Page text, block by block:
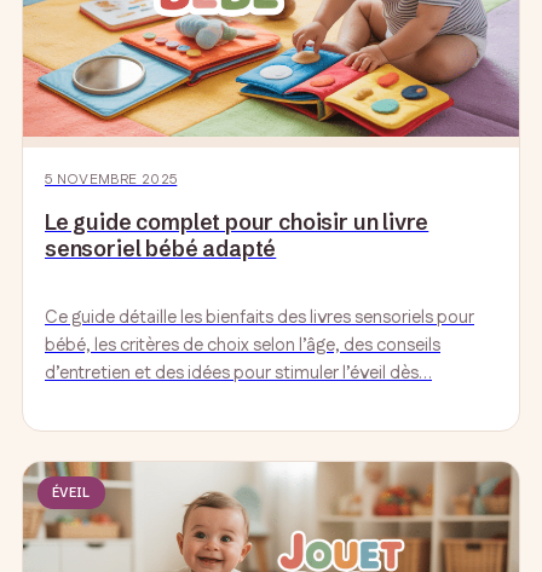
Le guide complet pour choisir un livre
sensoriel bébé adapté
5 NOVEMBRE 2025
Ce guide détaille les bienfaits des livres sensoriels pour
bébé, les critères de choix selon l’âge, des conseils
d’entretien et des idées pour stimuler l’éveil dès…
ÉVEIL